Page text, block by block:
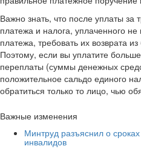
Важно знать, что после уплаты за
платежа и налога, уплаченного не
платежа, требовать их возврата
Поэтому, если вы уплатите
переплаты (суммы денежных
положительное сальдо единого
обратиться только то лицо, чью
Важные изменения
Минтруд разъяснил о
инвалидов